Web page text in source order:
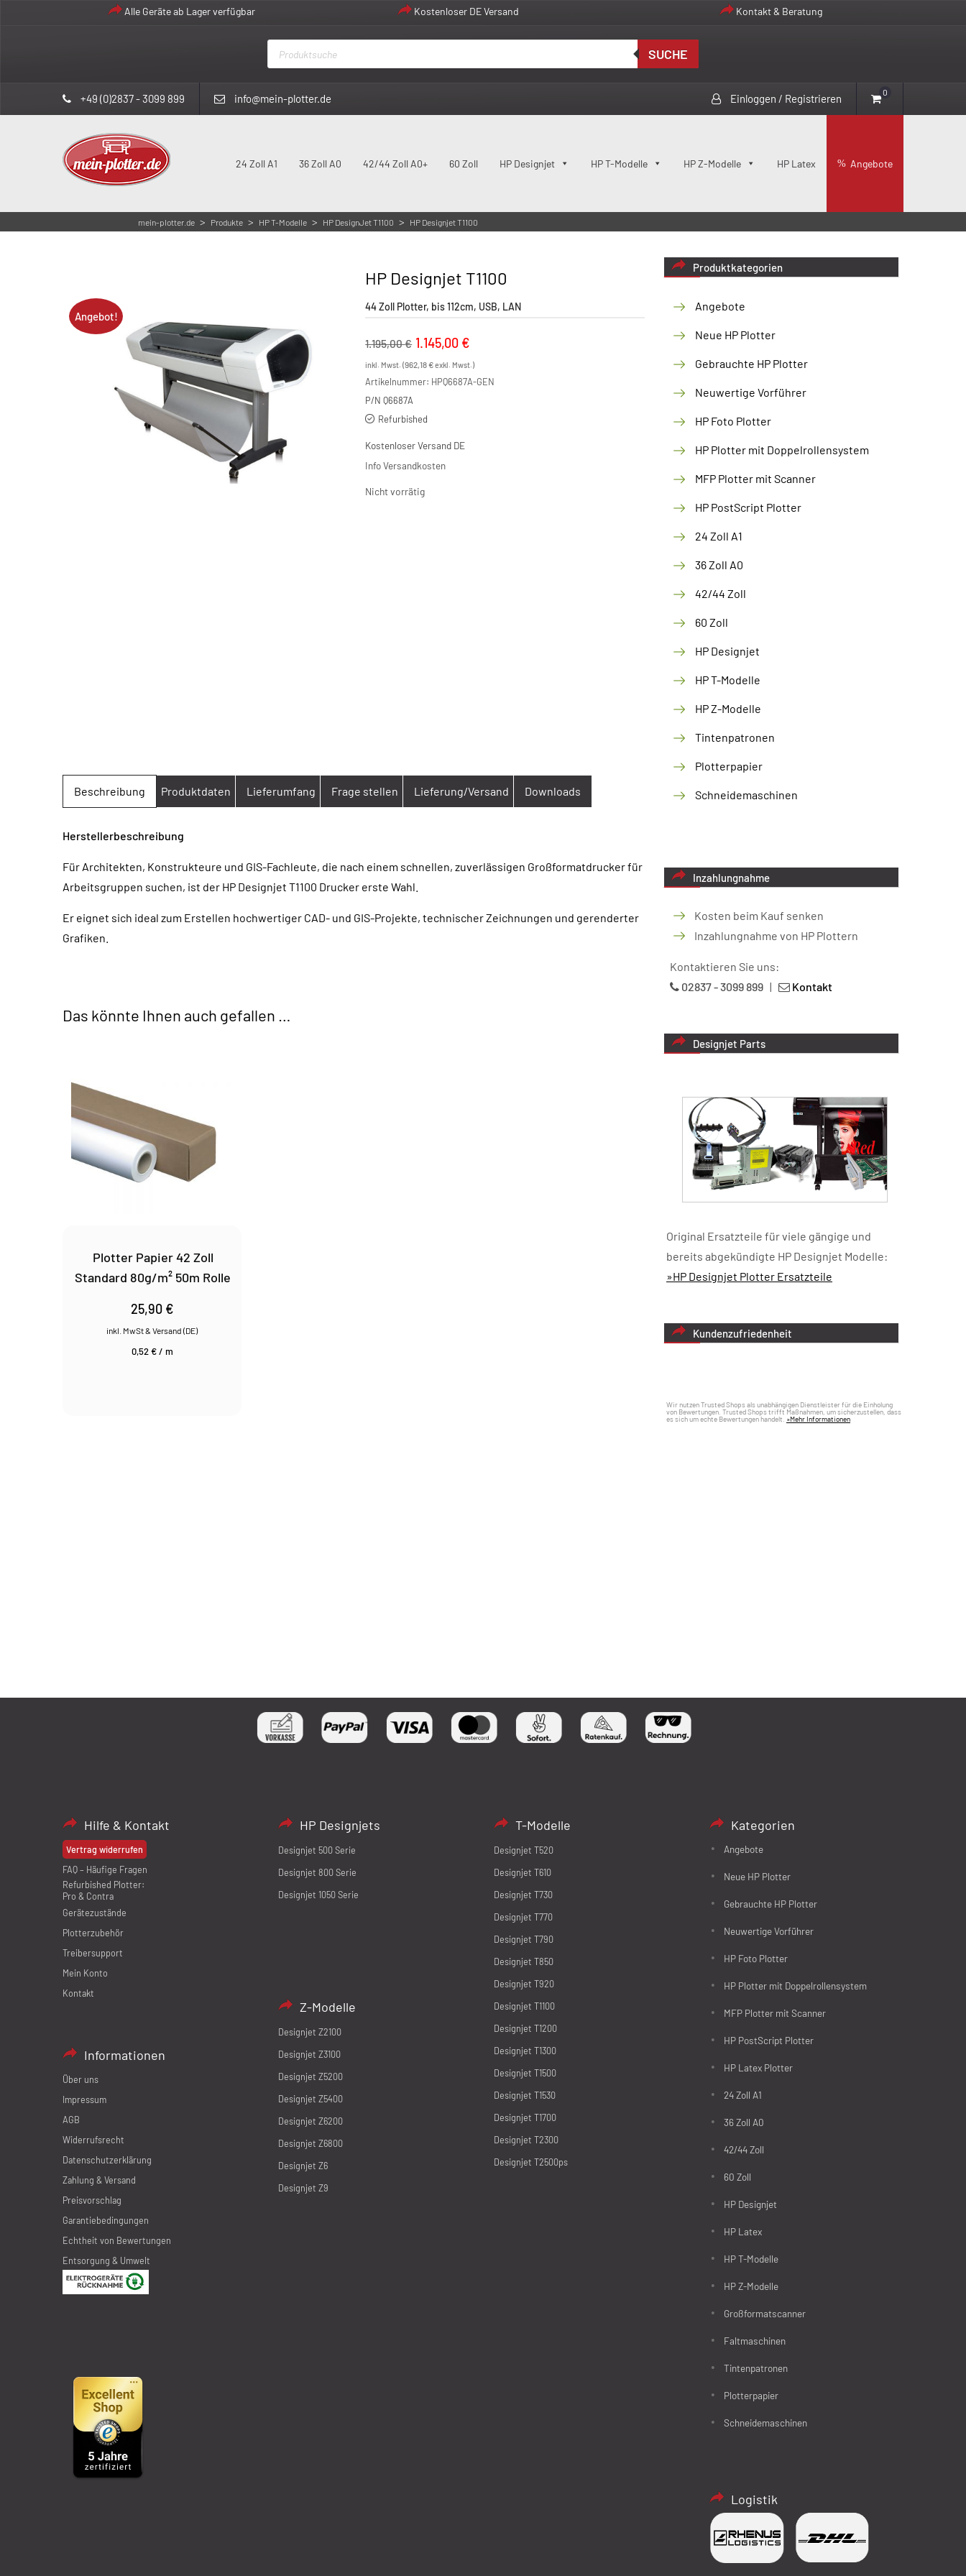
Alle Geräte ab Lager verfügbar Kostenloser DE Versand Kontakt & Beratung
Products
search
SUCHE
+49 (0)2837 - 3099 899 info@mein-plotter.de Einloggen / Registrieren 0
24 Zoll A1 36 Zoll A0 42/44 Zoll A0+ 60 Zoll HP Designjet HP T-Modelle HP Z-Modelle HP Latex Angebote
mein-plotter.de > Produkte > HP T-Modelle > HP DesignJet T1100 > HP Designjet T1100
Angebot!
HP Designjet T1100
44 Zoll Plotter, bis 112cm, USB, LAN
1.195,00€ Ursprünglicher
Preis
war:
1.145,00 €
Preis
ist:
inkl. Mwst. (962,18€exkl. Mwst.)
Artikelnummer: HPQ6687A-GEN
P/N Q6687A
Refurbished
Kostenloser Versand DE
Info Versandkosten
Nicht vorrätig
Beschreibung Produktdaten Lieferumfang Frage stellen Lieferung/Versand Downloads
Herstellerbeschreibung
Für Architekten, Konstrukteure und GIS-Fachleute, die nach einem schnellen, zuverlässigen Großformatdrucker für
Arbeitsgruppen suchen, ist der HP Designjet T1100 Drucker erste Wahl.
Er eignet sich ideal zum Erstellen hochwertiger CAD- und GIS-Projekte, technischer Zeichnungen und gerenderter
Grafiken.
Das könnte Ihnen auch gefallen …
Plotter Papier 42 Zoll
Standard 80g/m² 50m Rolle
25,90 €
0,52€/ m
Produktkategorien
Angebote
Neue HP Plotter
Gebrauchte HP Plotter
Neuwertige Vorführer
HP Foto Plotter
HP Plotter mit Doppelrollensystem
MFP Plotter mit Scanner
HP PostScript Plotter
24 Zoll A1
36 Zoll A0
42/44 Zoll
60 Zoll
HP Designjet
HP T-Modelle
HP Z-Modelle
Tintenpatronen
Plotterpapier
Schneidemaschinen
Inzahlungnahme
Kosten beim Kauf senken
Inzahlungnahme von HP Plottern
Kontaktieren Sie uns:
02837 - 3099 899 | Kontakt
Designjet Parts
Original Ersatzteile für viele gängige und
bereits abgekündigte HP Designjet Modelle:
»HP Designjet Plotter Ersatzteile
Kundenzufriedenheit
Wir nutzen Trusted Shops als unabhängigen Dienstleister für die Einholung
von Bewertungen. Trusted Shops trifft Maßnahmen, um sicherzustellen, dass
es sich um echte Bewertungen handelt. »Mehr Informationen
Hilfe & Kontakt
Vertrag widerrufen
FAQ – Häufige Fragen
Refurbished Plotter:
Pro & Contra
Gerätezustände
Plotterzubehör
Treibersupport
Mein Konto
Kontakt
Informationen
Über uns
Impressum
AGB
Widerrufsrecht
Datenschutzerklärung
Zahlung & Versand
Preisvorschlag
Garantiebedingungen
Echtheit von Bewertungen
Entsorgung & Umwelt
HP Designjets
Designjet 500 Serie
Designjet 800 Serie
Designjet 1050 Serie
Z-Modelle
Designjet Z2100
Designjet Z3100
Designjet Z5200
Designjet Z5400
Designjet Z6200
Designjet Z6800
Designjet Z6
Designjet Z9
T-Modelle
Designjet T520
Designjet T610
Designjet T730
Designjet T770
Designjet T790
Designjet T850
Designjet T920
Designjet T1100
Designjet T1200
Designjet T1300
Designjet T1500
Designjet T1530
Designjet T1700
Designjet T2300
Designjet T2500ps
Kategorien
Angebote
Neue HP Plotter
Gebrauchte HP Plotter
Neuwertige Vorführer
HP Foto Plotter
HP Plotter mit Doppelrollensystem
MFP Plotter mit Scanner
HP PostScript Plotter
HP Latex Plotter
24 Zoll A1
36 Zoll A0
42/44 Zoll
60 Zoll
HP Designjet
HP Latex
HP T-Modelle
HP Z-Modelle
Großformatscanner
Faltmaschinen
Tintenpatronen
Plotterpapier
Schneidemaschinen
Logistik